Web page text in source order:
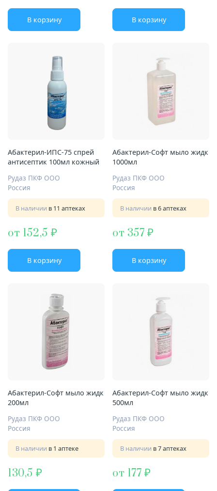
В корзину В корзину
Абактерил-ИПС-75 спрей
антисептик 100мл кожный
Рудаз ПКФ ООО
Россия
В наличии в 11 аптеках
от 152,5
В корзину
Абактерил-Софт мыло жидк
1000мл
Рудаз ПКФ ООО
Россия
В наличии в 6 аптеках
от 357
В корзину
Абактерил-Софт мыло жидк
200мл
Рудаз ПКФ ООО
Россия
В наличии в 1 аптеке
130,5
Абактерил-Софт мыло жидк
500мл
Рудаз ПКФ ООО
Россия
В наличии в 7 аптеках
от 177